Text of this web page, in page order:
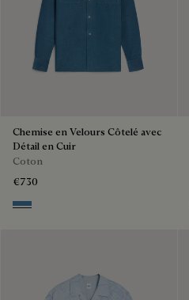
Chemise en Velours Côtelé avec
Détail en Cuir
Coton
€730
Nile Blue